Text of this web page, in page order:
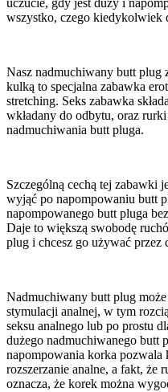
uczucie, gdy jest duży i
wszystko, czego kiedykolwiek
Nasz nadmuchiwany butt plug
kulką to specjalna zabawka
stretching. Seks zabawka
wkładany do odbytu, oraz
nadmuchiwania butt pluga.
Szczególną cechą tej zabawki
wyjąć po napompowaniu butt
napompowanego butt pluga
Daje to większą swobodę
plug i chcesz go używać przez
Nadmuchiwany butt plug
stymulacji analnej, w tym
seksu analnego lub po prostu
dużego nadmuchiwanego butt
napompowania korka
rozszerzanie analne, a fakt, że
oznacza, że korek można